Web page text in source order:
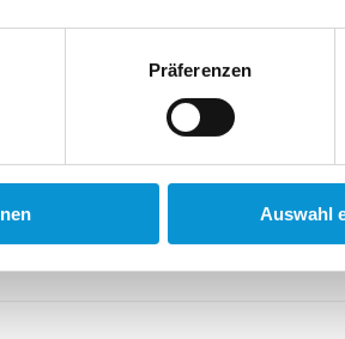
Präferenzen
Auswahl
Frühstück möglich